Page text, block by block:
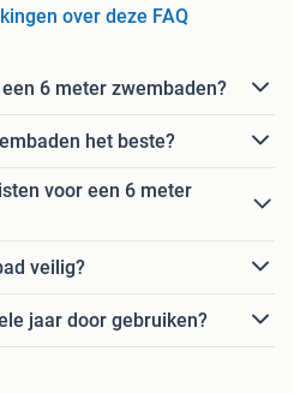
over deze FAQ
6 meter zwembaden?
het beste?
voor een 6 meter
veilig?
jaar door gebruiken?